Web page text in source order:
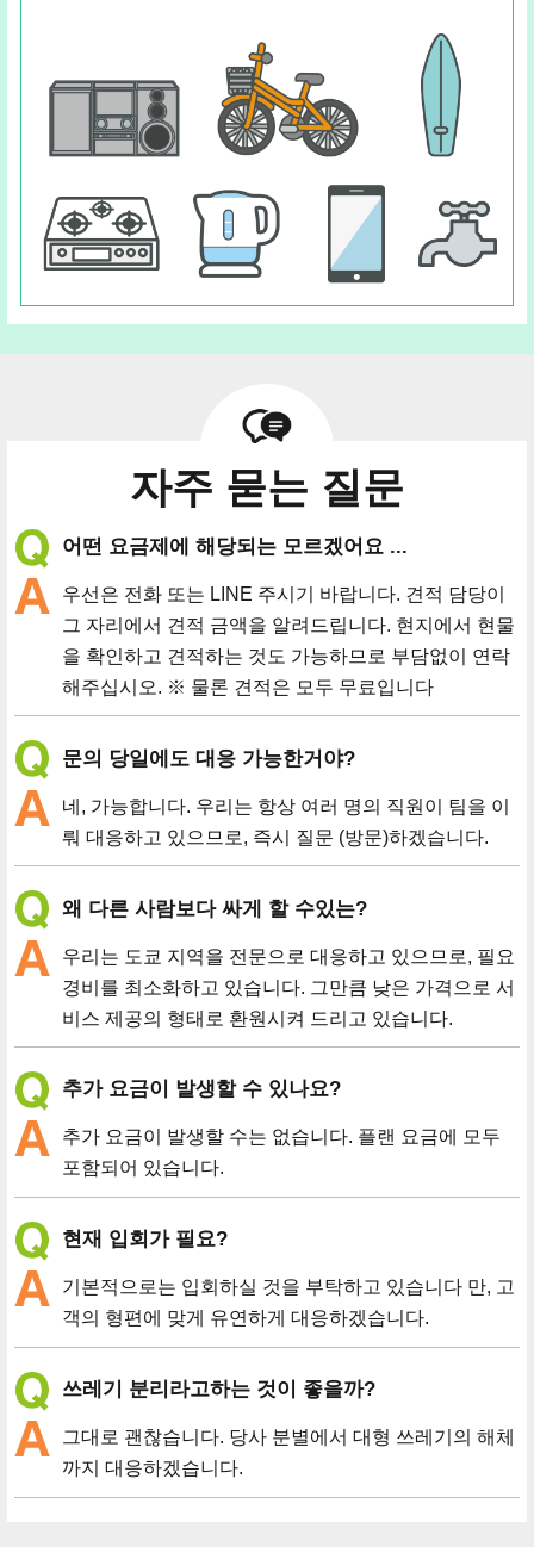
자주 묻는 질문
어떤 요금제에 해당되는 모르겠어요 ...
우선은 전화 또는 LINE 주시기 바랍니다. 견적 담당이
그 자리에서 견적 금액을 알려드립니다. 현지에서 현물
을 확인하고 견적하는 것도 가능하므로 부담없이 연락
해주십시오. ※ 물론 견적은 모두 무료입니다
문의 당일에도 대응 가능한거야?
네, 가능합니다. 우리는 항상 여러 명의 직원이 팀을 이
뤄 대응하고 있으므로, 즉시 질문 (방문)하겠습니다.
왜 다른 사람보다 싸게 할 수있는?
우리는 도쿄 지역을 전문으로 대응하고 있으므로, 필요
경비를 최소화하고 있습니다. 그만큼 낮은 가격으로 서
비스 제공의 형태로 환원시켜 드리고 있습니다.
추가 요금이 발생할 수 있나요?
추가 요금이 발생할 수는 없습니다. 플랜 요금에 모두
포함되어 있습니다.
현재 입회가 필요?
기본적으로는 입회하실 것을 부탁하고 있습니다 만, 고
객의 형편에 맞게 유연하게 대응하겠습니다.
쓰레기 분리라고하는 것이 좋을까?
그대로 괜찮습니다. 당사 분별에서 대형 쓰레기의 해체
까지 대응하겠습니다.